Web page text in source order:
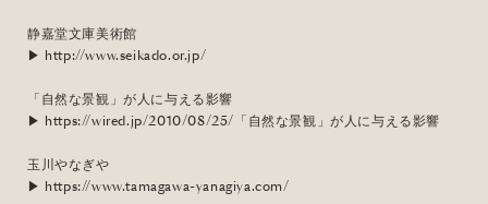
静嘉堂文庫美術館
▶︎
http://www.seikado.or.jp/
「自然な景観」が人に与える影響
▶︎
https://wired.jp/2010/08/25/「自然な景観」が人に与える影響
玉川やなぎや
▶︎
https://www.tamagawa-yanagiya.com/